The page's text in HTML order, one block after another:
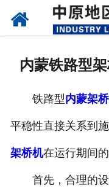
内蒙铁路型
铁路型内蒙架
平稳性直接关系到
架桥机在运行期间
首先，合理的设